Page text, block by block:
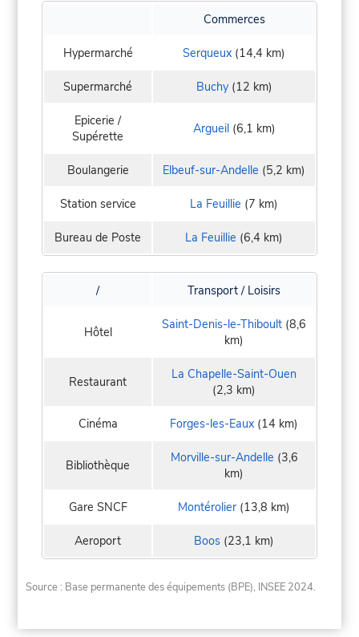
Commerces
Hypermarché Serqueux (14,4 km)
Supermarché Buchy(12 km)
Epicerie /
Supérette
Argueil(6,1 km)
Boulangerie Elbeuf-sur-Andelle (5,2 km)
Station service La Feuillie (7 km)
Bureau de Poste La Feuillie (6,4 km)
/ Transport / Loisirs
Hôtel Saint-Denis-le-Thiboult (8,6
km)
Restaurant
La Chapelle-Saint-Ouen
(2,3 km)
Cinéma Forges-les-Eaux (14 km)
Bibliothèque Morville-sur-Andelle (3,6
km)
Gare SNCF Montérolier (13,8 km)
Aeroport Boos (23,1 km)
Source : Base permanente des équipements (BPE), INSEE 2024.